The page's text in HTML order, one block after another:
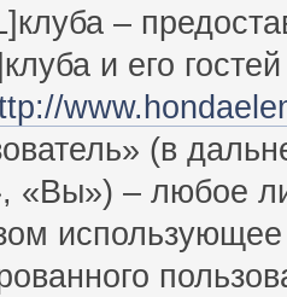
–
и его
(в
«Вы») – любое
использующее